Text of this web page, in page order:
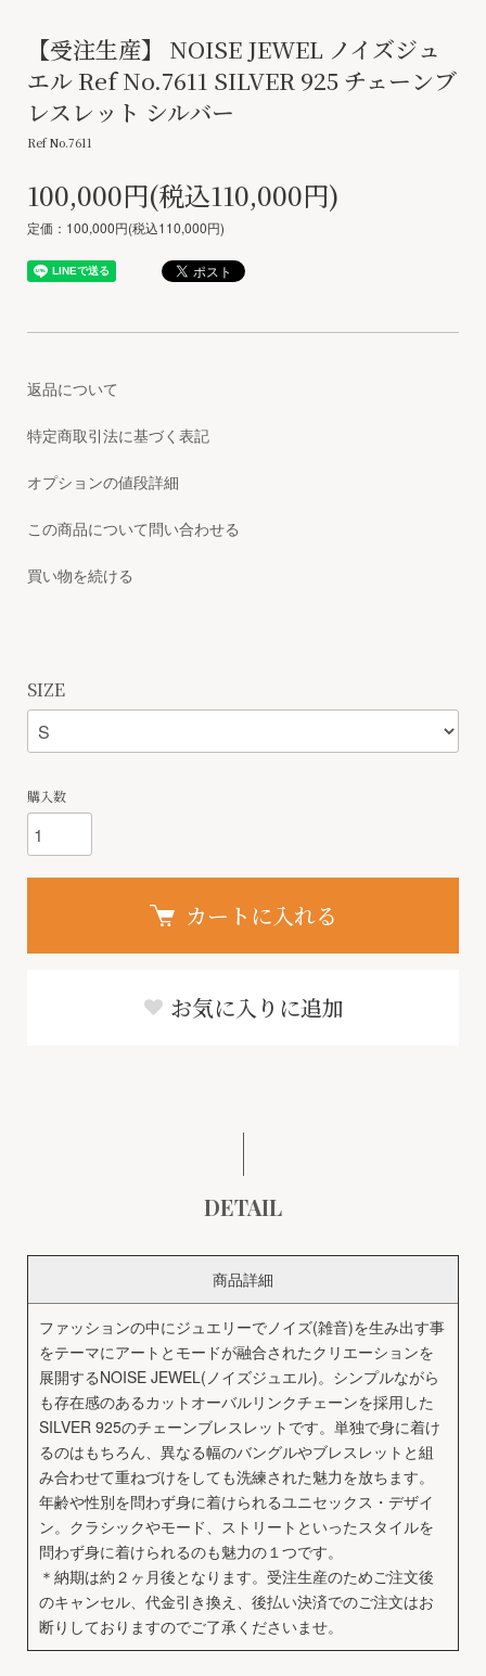
【受注生産】 NOISE JEWEL ノイズジュ
エル Ref No.7611 SILVER 925 チェーンブ
レスレット シルバー
Ref No.7611
100,000円(税込110,000円)
定価：100,000円(税込110,000円)
返品について
特定商取引法に基づく表記
オプションの値段詳細
この商品について問い合わせる
買い物を続ける
SIZE
購入数
カートに入れる
お気に入りに追加
DETAIL
商品詳細
ファッションの中にジュエリーでノイズ(雑音)を生み出す事
をテーマにアートとモードが融合されたクリエーションを
展開するNOISE JEWEL(ノイズジュエル)。シンプルながら
も存在感のあるカットオーバルリンクチェーンを採用した
SILVER 925のチェーンブレスレットです。単独で身に着け
るのはもちろん、異なる幅のバングルやブレスレットと組
み合わせて重ねづけをしても洗練された魅力を放ちます。
年齢や性別を問わず身に着けられるユニセックス・デザイ
ン。クラシックやモード、ストリートといったスタイルを
問わず身に着けられるのも魅力の１つです。
＊納期は約２ヶ月後となります。受注生産のためご注文後
のキャンセル、代金引き換え、後払い決済でのご注文はお
断りしておりますのでご了承くださいませ。